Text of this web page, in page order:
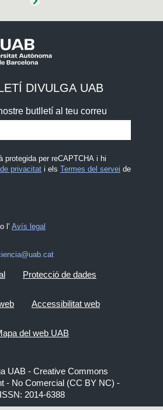
DIVULGA UAB
butlletí al teu correu
protegida per reCAPTCHA i hi
privacitati els Termes del servei de
l' Avís legal
Protecció de dades
Accessibilitat web
del web UAB
UAB - Creative Commons
- No Comercial (CC BY NC) -
ISSN: 2014-6388